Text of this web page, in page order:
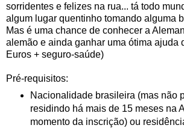
sorridentes e felizes na rua... tá todo
algum lugar quentinho tomando alguma
Mas é uma chance de conhecer a
alemão e ainda ganhar uma ótima ajuda
Euros + seguro-saúde)
Pré-requisitos:
Nacionalidade brasileira (mas não
residindo há mais de 15 meses na
momento da inscrição) ou